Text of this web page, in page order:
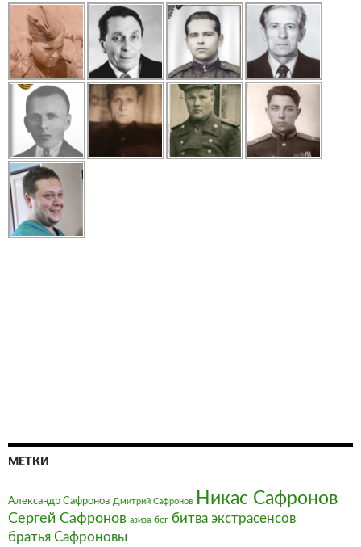
МЕТКИ
Александр Сафронов Дмитрий Сафронов Никас Сафронов
Сергей Сафронов азиза бег битва экстрасенсов
братья Сафроновы